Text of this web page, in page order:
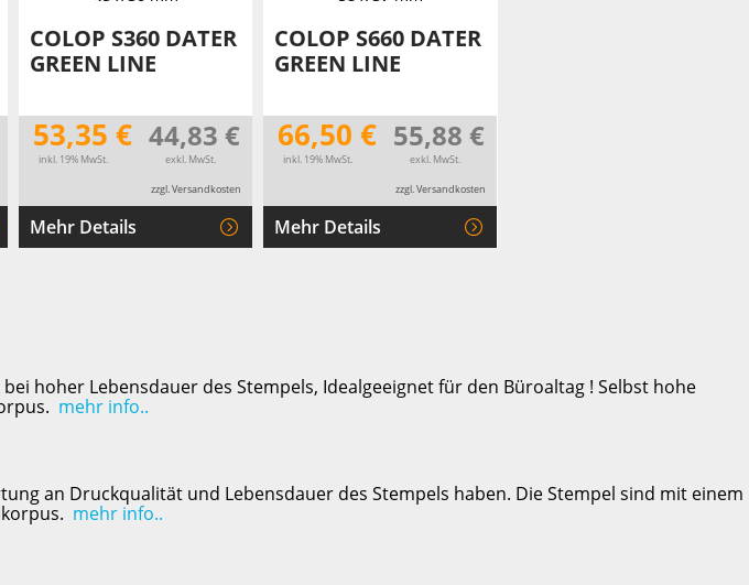
COLOP S360 DATER
GREEN LINE
53,35 €
inkl. 19% MwSt.
44,83 €
exkl. MwSt.
zzgl. Versandkosten
Mehr Details
COLOP S660 DATER
GREEN LINE
66,50 €
inkl. 19% MwSt.
55,88 €
exkl. MwSt.
zzgl. Versandkosten
Mehr Details
hoher Lebensdauer des Stempels, Idealgeeignet für den Büroaltag ! Selbst hohe
mehr info..
an Druckqualität und Lebensdauer des Stempels haben. Die Stempel sind mit einem
mehr info..